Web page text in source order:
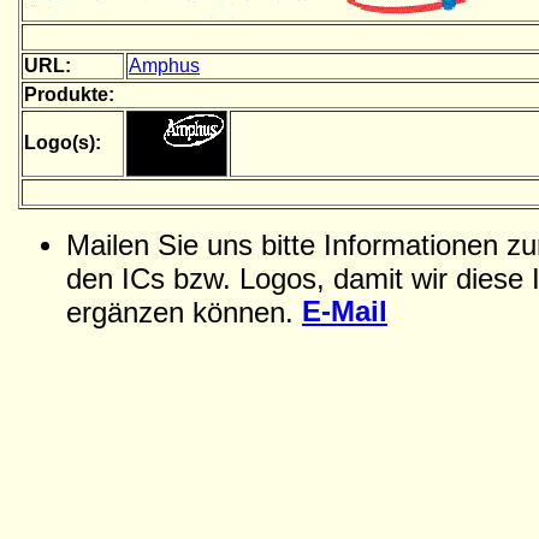
URL:
Amphus
Produkte:
Logo(s):
Mailen Sie uns bitte Informationen
den ICs bzw. Logos, damit wir diese
ergänzen können. E-Mail